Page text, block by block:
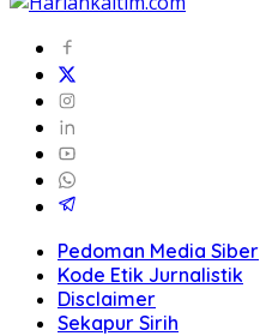
Pedoman Media Siber
Kode Etik Jurnalistik
Disclaimer
Sekapur Sirih